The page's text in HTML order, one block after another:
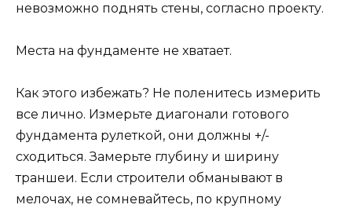
невозможно поднять стены, согласно проекту.
Места на фундаменте не хватает.
Как этого избежать? Не поленитесь измерить
все лично. Измерьте диагонали готового
фундамента рулеткой, они должны +/-
сходиться. Замерьте глубину и ширину
траншеи. Если строители обманывают в
мелочах, не сомневайтесь, по крупному